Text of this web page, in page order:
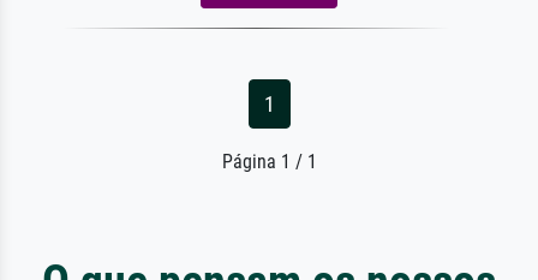
1
Página 1 / 1